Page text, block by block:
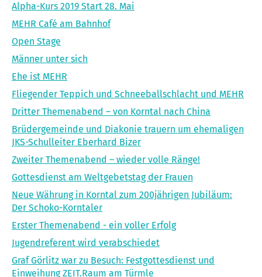
Alpha-Kurs 2019 Start 28. Mai
MEHR Café am Bahnhof
Open Stage
Männer unter sich
Ehe ist MEHR
Fliegender Teppich und Schneeballschlacht und MEHR
Dritter Themenabend – von Korntal nach China
Brüdergemeinde und Diakonie trauern um ehemaligen
JKS-Schulleiter Eberhard Bizer
Zweiter Themenabend – wieder volle Ränge!
Gottesdienst am Weltgebetstag der Frauen
Neue Währung in Korntal zum 200jährigen Jubiläum:
Der Schoko-Korntaler
Erster Themenabend - ein voller Erfolg
Jugendreferent wird verabschiedet
Graf Görlitz war zu Besuch: Festgottesdienst und
Einweihung ZEIT.Raum am Türmle